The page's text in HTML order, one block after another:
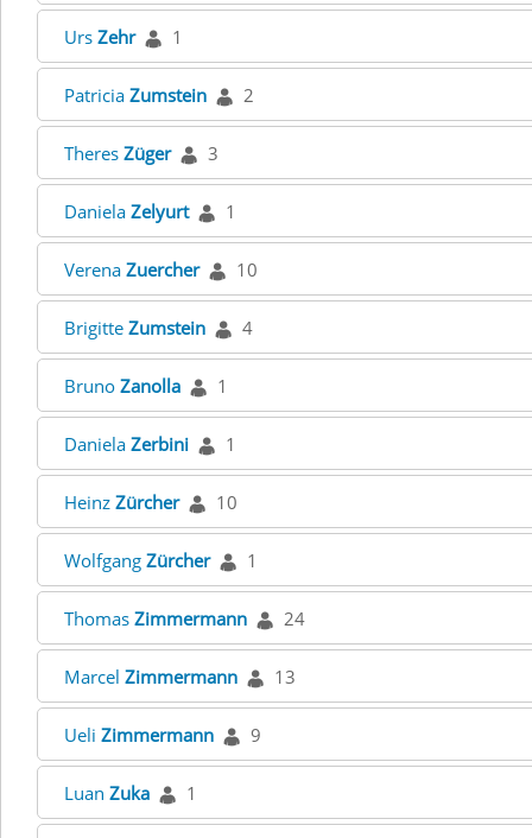
Urs Zehr 1
Patricia Zumstein 2
Theres Züger 3
Daniela Zelyurt 1
Verena Zuercher 10
Brigitte Zumstein 4
Bruno Zanolla 1
Daniela Zerbini 1
Heinz Zürcher 10
Wolfgang Zürcher 1
Thomas Zimmermann 24
Marcel Zimmermann 13
Ueli Zimmermann 9
Luan Zuka 1